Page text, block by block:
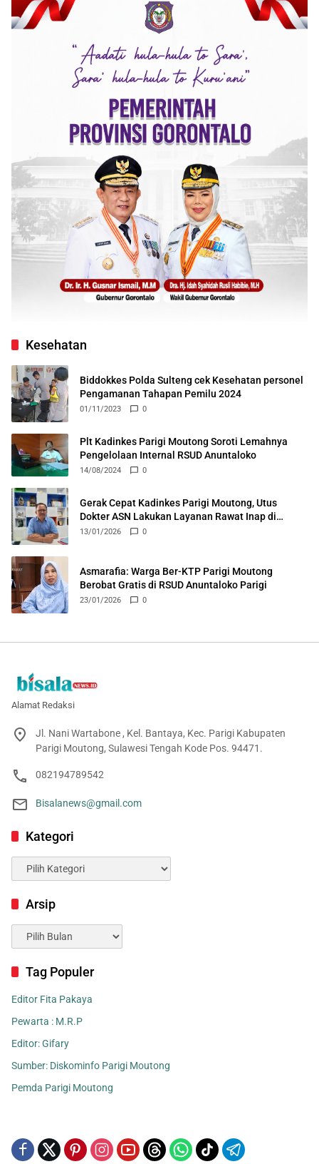
Kesehatan
Biddokkes Polda Sulteng cek Kesehatan personel
Pengamanan Tahapan Pemilu 2024
01/11/2023 0
Plt Kadinkes Parigi Moutong Soroti Lemahnya
Pengelolaan Internal RSUD Anuntaloko
14/08/2024 0
Gerak Cepat Kadinkes Parigi Moutong, Utus
Dokter ASN Lakukan Layanan Rawat Inap di
Puskesmas Ongka
13/01/2026 0
Asmarafia: Warga Ber-KTP Parigi Moutong
Berobat Gratis di RSUD Anuntaloko Parigi
23/01/2026 0
Alamat Redaksi
Jl. Nani Wartabone , Kel. Bantaya, Kec. Parigi Kabupaten
Parigi Moutong, Sulawesi Tengah Kode Pos. 94471.
082194789542
Bisalanews@gmail.com
Kategori
Kategori
Arsip
Arsip
Tag Populer
Editor Fita Pakaya
Pewarta : M.R.P
Editor: Gifary
Sumber: Diskominfo Parigi Moutong
Pemda Parigi Moutong